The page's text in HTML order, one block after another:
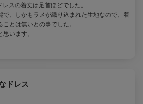
スの着丈は足首ほどでした。
で、しかもラメが織り込まれた生地なので、着
とは無いとの事でした。
います。
ドレス